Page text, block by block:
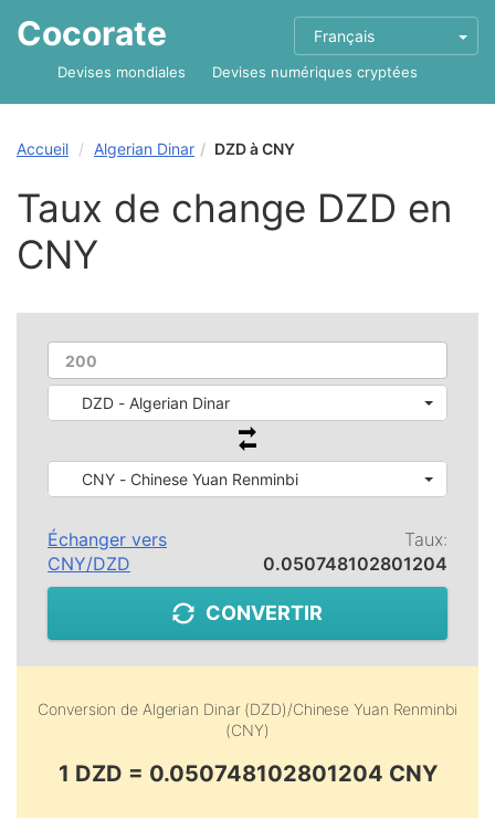
Cocorate Français
Devises mondiales Devises numériques cryptées
Accueil Algerian Dinar DZD à CNY
Taux de change DZD en
CNY
DZD - Algerian Dinar
CNY - Chinese Yuan Renminbi
Échanger vers
CNY/DZD
Taux:
0.050748102801204
CONVERTIR
Conversion de Algerian Dinar (DZD)/Chinese Yuan Renminbi
(CNY)
1 DZD = 0.050748102801204 CNY